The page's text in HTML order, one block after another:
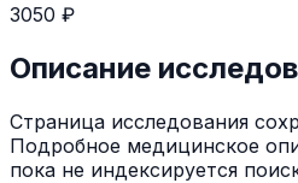
3050 ₽
Описание
Страница исследования
Подробное медицинское
пока не индексируется